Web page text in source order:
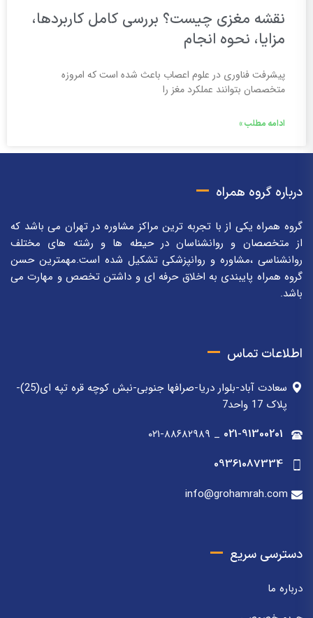
نقشه مغزی چیست؟ بررسی کامل کاربردها،
مزایا، نحوه انجام
پیشرفت فناوری در علوم اعصاب باعث شده است که امروزه
متخصصان بتوانند عملکرد مغز را
ادامه مطلب »
درباره گروه همراه
گروه همراه یکی از با تجربه ترین مراکز مشاوره در تهران می باشد که
از متخصصان و روانشناسان در حیطه ها و رشته های مختلف
روانشناسی ،مشاوره و روانپزشکی تشکیل شده است.مهمترین حسن
گروه همراه پایبندی به اخلاق حرفه ای و داشتن تخصص و مهارت می
باشد.
اطلاعات تماس
سعادت آباد-بلوار دریا-صرافها جنوبی-نبش کوچه قره تپه ای(25)-
پلاک 17 واحد7
021-91300201
_ ۰۲۱-۸۸۶۸۲۹۸۹
09361087334
info@grohamrah.com
دسترسی سریع
درباره ما